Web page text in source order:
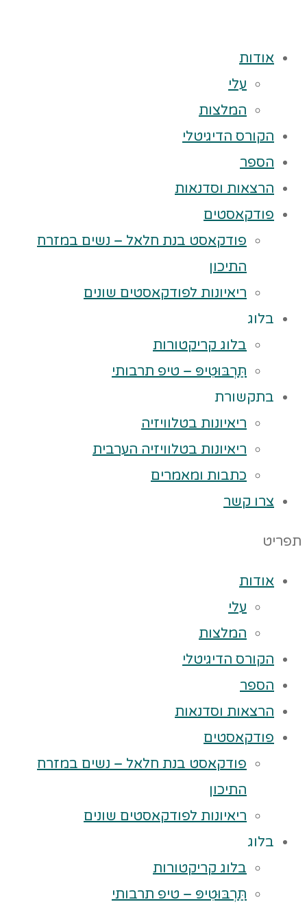
אודות
עלי
המלצות
הקורס הדיגיטלי
הספר
הרצאות וסדנאות
פודקאסטים
פודקאסט בנת חלאל – נשים במזרח
התיכון
ריאיונות לפודקאסטים שונים
בלוג
בלוג קריקטורות
תַּרְבּוּטִיפּ – טיפ תרבותי
בתקשורת
ריאיונות בטלוויזיה
ריאיונות בטלוויזיה הערבית
כתבות ומאמרים
צרו קשר
תפריט
אודות
עלי
המלצות
הקורס הדיגיטלי
הספר
הרצאות וסדנאות
פודקאסטים
פודקאסט בנת חלאל – נשים במזרח
התיכון
ריאיונות לפודקאסטים שונים
בלוג
בלוג קריקטורות
תַּרְבּוּטִיפּ – טיפ תרבותי